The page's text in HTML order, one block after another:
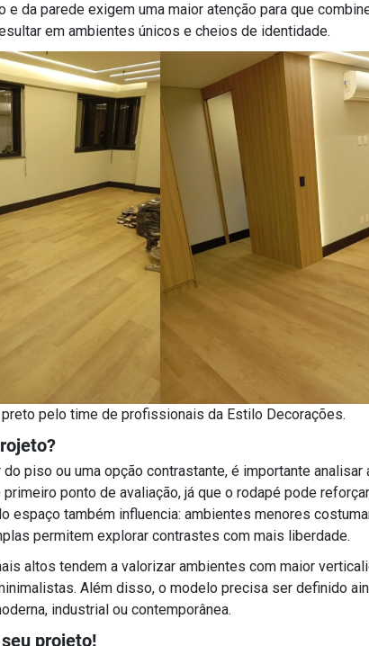
da parede exigem uma maior atenção para que
em ambientes únicos e cheios de identidade.
pelo time de profissionais da Estilo Decorações.
piso ou uma opção contrastante, é importante analisar
ponto de avaliação, já que o rodapé pode
espaço também influencia: ambientes menores
permitem explorar contrastes com mais liberdade.
altos tendem a valorizar ambientes com maior
Além disso, o modelo precisa ser definido
industrial ou contemporânea.
projeto!